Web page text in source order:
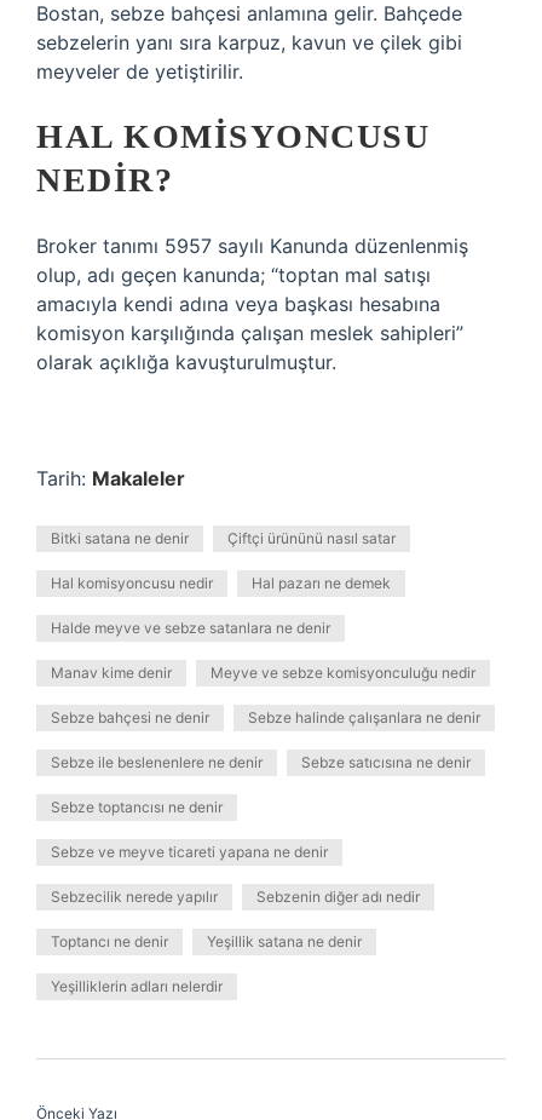
Bostan, sebze bahçesi anlamına gelir. Bahçede
sebzelerin yanı sıra karpuz, kavun ve çilek gibi
meyveler de yetiştirilir.
HAL KOMISYONCUSU
NEDIR?
Broker tanımı 5957 sayılı Kanunda düzenlenmiş
olup, adı geçen kanunda; “toptan mal satışı
amacıyla kendi adına veya başkası hesabına
komisyon karşılığında çalışan meslek sahipleri”
olarak açıklığa kavuşturulmuştur.
Tarih: Makaleler
Bitki satana ne denir Çiftçi ürününü nasıl satar
Hal komisyoncusu nedir Hal pazarı ne demek
Halde meyve ve sebze satanlara ne denir
Manav kime denir Meyve ve sebze komisyonculuğu nedir
Sebze bahçesi ne denir Sebze halinde çalışanlara ne denir
Sebze ile beslenenlere ne denir Sebze satıcısına ne denir
Sebze toptancısı ne denir
Sebze ve meyve ticareti yapana ne denir
Sebzecilik nerede yapılır Sebzenin diğer adı nedir
Toptancı ne denir Yeşillik satana ne denir
Yeşilliklerin adları nelerdir
Önceki Yazı